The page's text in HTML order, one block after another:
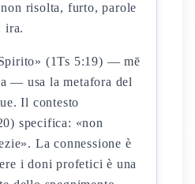
risolta, furto, parole
ira.
(1Ts 5:19) — mē
— usa la metafora del
Il contesto
specifica: «non
La connessione è
i doni profetici è una